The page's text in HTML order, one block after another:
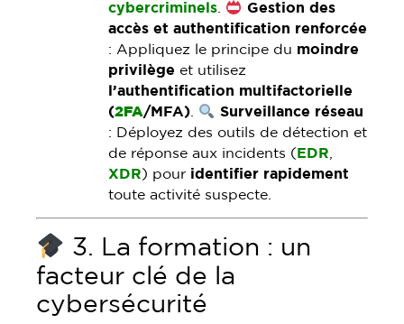
cybercriminels.
Gestion des
accès et authentification renforcée
: Appliquez le principe du moindre
privilège et utilisez
l’authentification multifactorielle
(2FA/MFA).
Surveillance réseau
: Déployez des outils de détection et
de réponse aux incidents ( EDR,
XDR) pour identifier rapidement
toute activité suspecte.
3. La formation : un
facteur clé de la
cybersécurité